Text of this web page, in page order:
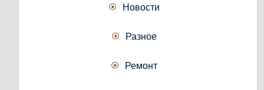
Новости
Разное
Ремонт